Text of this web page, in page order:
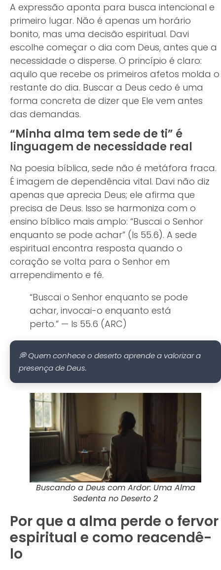
A expressão aponta para busca intencional e
primeiro lugar. Não é apenas um horário
bonito, mas uma decisão espiritual. Davi
escolhe começar o dia com Deus, antes que a
necessidade o disperse. O princípio é claro:
aquilo que recebe os primeiros afetos molda o
restante do dia. Buscar a Deus cedo é uma
forma concreta de dizer que Ele vem antes
das demandas.
“Minha alma tem sede de ti” é
linguagem de necessidade real
Na poesia bíblica, sede não é metáfora fraca.
É imagem de dependência vital. Davi não diz
apenas que aprecia Deus; ele afirma que
precisa de Deus. Isso se harmoniza com o
ensino bíblico mais amplo: “Buscai o Senhor
enquanto se pode achar” (Is 55.6). A sede
espiritual encontra resposta quando o
coração se volta para o Senhor em
arrependimento e fé.
“Buscai o Senhor enquanto se pode
achar, invocai-o enquanto está
perto.” — Is 55.6 (ARC)
💭 Quem conhece o deserto aprende a valorizar a
presença de Deus.
Buscando a Deus com Ardor: Uma Alma
Sedenta no Deserto 2
Por que a alma perde o fervor
espiritual e como reacendê-
lo